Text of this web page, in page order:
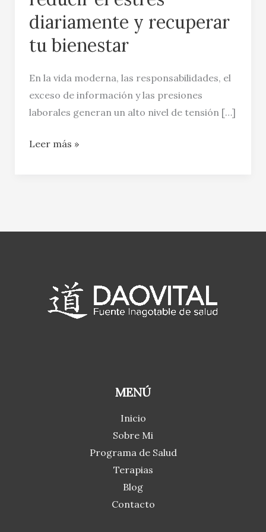
diariamente y recuperar
tu bienestar
En la vida moderna, las responsabilidades, el
exceso de información y las presiones
laborales generan un alto nivel de tensión […]
Leer más »
MENÚ
Inicio
Sobre Mi
Programa de Salud
Terapias
Blog
Contacto